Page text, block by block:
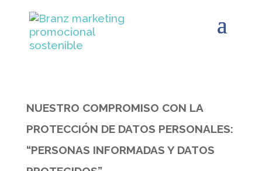
NUESTRO COMPROMISO CON LA
PROTECCIÓN DE DATOS PERSONALES:
“PERSONAS INFORMADAS Y DATOS